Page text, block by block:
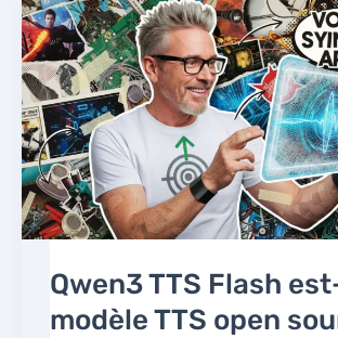
Qwen3 TTS Flash
modèle TTS open